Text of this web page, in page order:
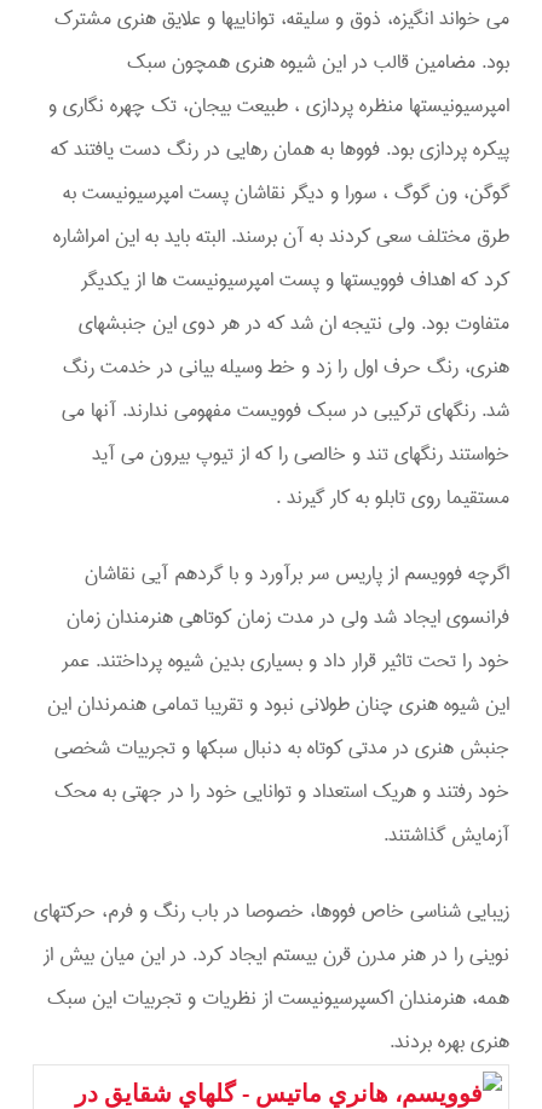
می خواند انگیزه، ذوق و سلیقه، تواناییها و علایق هنری مشترک
بود. مضامین قالب در این شیوه هنری همچون سبک
امپرسیونیستها منظره پردازی ، طبیعت بیجان، تک چهره نگاری و
پیکره پردازی بود. فووها به همان رهایی در رنگ دست یافتند که
گوگن، ون گوگ ، سورا و دیگر نقاشان پست امپرسیونیست به
طرق مختلف سعی کردند به آن برسند. البته باید به این امراشاره
کرد که اهداف فوویستها و پست امپرسیونیست ها از یکدیگر
متفاوت بود. ولی نتیجه ان شد که در هر دوی این جنبشهای
هنری، رنگ حرف اول را زد و خط وسیله بیانی در خدمت رنگ
شد. رنگهای ترکیبی در سبک فوویست مفهومی ندارند. آنها می
خواستند رنگهای تند و خالصی را که از تیوپ بیرون می آید
مستقیما روی تابلو به کار گیرند .
اگرچه فوویسم از پاریس سر برآورد و با گردهم آیی نقاشان
فرانسوی ایجاد شد ولی در مدت زمان کوتاهی هنرمندان زمان
خود را تحت تاثیر قرار داد و بسیاری بدین شیوه پرداختند. عمر
این شیوه هنری چنان طولانی نبود و تقریبا تمامی هنمرندان این
جنبش هنری در مدتی کوتاه به دنبال سبکها و تجربیات شخصی
خود رفتند و هریک استعداد و توانایی خود را در جهتی به محک
آزمایش گذاشتند.
زیبایی شناسی خاص فووها، خصوصا در باب رنگ و فرم، حرکتهای
نوینی را در هنر مدرن قرن بیستم ایجاد کرد. در این میان بیش از
همه، هنرمندان اکسپرسیونیست از نظریات و تجربیات این سبک
هنری بهره بردند.